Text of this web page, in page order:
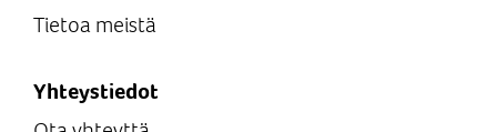
Tietoa meistä
Yhteystiedot